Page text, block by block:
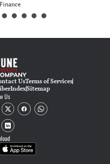
Finance
UsTerms of Services
IndexSitemap
Us